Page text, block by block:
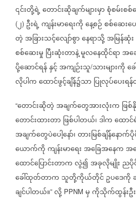
၎င်းတို့ရဲ့တောင်းဆိုချက်များမှာစုံစမ်းစ
(၂) ဦးရဲ့ကျန်းမာရေးကိုနေ့စဉ်စစ်ဆေးပ
တဲ့အခြားသင့်လျော်စွာနေရာသို့အမြန်ဆုံး
စစ်ဆေးမှု ပြီးဆုံးတာနဲ့မူလနေထိုင်ရာအဆ
ပို့ဆောင်ရန်နှင့်အကျဉ်းသူ/သားများကိုခ
လိုပါကထောင်ဖွင့်ချိန်၌သာပြုလုပ်ပေးရ
“တောင်းဆိုတဲ့အချက်တွေအားလုံးက ဖြ
တောင်းထားတာဖြစ်ပါတယ်၊ဒါကထောင်
အချက်တွေပဲပေါ့နော်၊တားမြစ်ချိန်နောက်ပို
ယောက်ကိုကျန်းမာရေးအခြေအနေကအ
ထောင်ပြောင်းတာကလွဲ၍အခုလိုမျိုး ညပို
ခေါ်ထုတ်တာက သူတို့ကိုယ်တိုင်ဥပဒေကို
ချင်ပါတယ်။” လို့ PPNM မှကိုသိုက်ထွန်းဦ